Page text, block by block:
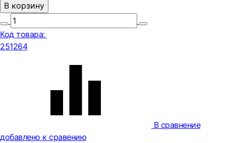
В корзину
Код товара:
251264
В сравнение
добавлено к сравению